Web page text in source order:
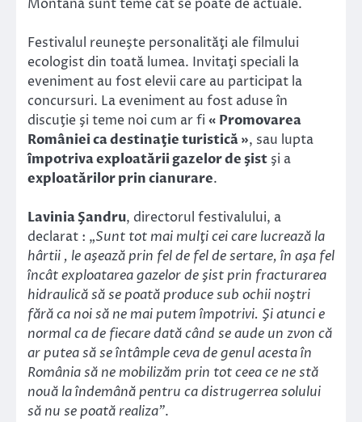
Montană sunt teme cât se poate de actuale.
Festivalul reuneşte personalităţi ale filmului
ecologist din toată lumea. Invitaţi speciali la
eveniment au fost elevii care au participat la
concursuri. La eveniment au fost aduse în
discuţie şi teme noi cum ar fi « Promovarea
României ca destinaţie turistică », sau lupta
împotriva exploatării gazelor de şist şi a
exploatărilor prin cianurare.
Lavinia Şandru, directorul festivalului, a
declarat : „Sunt tot mai mulţi cei care lucrează la
hârtii , le aşează prin fel de fel de sertare, în aşa fel
încât exploatarea gazelor de şist prin fracturarea
hidraulică să se poată produce sub ochii noştri
fără ca noi să ne mai putem împotrivi. Şi atunci e
normal ca de fiecare dată când se aude un zvon că
ar putea să se întâmple ceva de genul acesta în
România să ne mobilizăm prin tot ceea ce ne stă
nouă la îndemână pentru ca distrugerrea solului
să nu se poată realiza”.